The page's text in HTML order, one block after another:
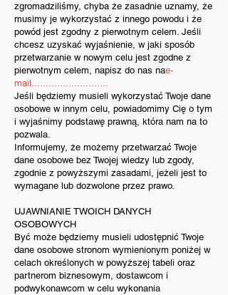
zgromadziliśmy, chyba że zasadnie uznamy, że
musimy je wykorzystać z innego powodu i że
powód jest zgodny z pierwotnym celem. Jeśli
chcesz uzyskać wyjaśnienie, w jaki sposób
przetwarzanie w nowym celu jest zgodne z
pierwotnym celem, napisz do nas nae-
mail...........................
Jeśli będziemy musieli wykorzystać Twoje dane
osobowe w innym celu, powiadomimy Cię o tym
i wyjaśnimy podstawę prawną, która nam na to
pozwala.
Informujemy, że możemy przetwarzać Twoje
dane osobowe bez Twojej wiedzy lub zgody,
zgodnie z powyższymi zasadami, jeżeli jest to
wymagane lub dozwolone przez prawo.
UJAWNIANIE TWOICH DANYCH
OSOBOWYCH
Być może będziemy musieli udostępnić Twoje
dane osobowe stronom wymienionym poniżej w
celach określonych w powyższej tabeli oraz
partnerom biznesowym, dostawcom i
podwykonawcom w celu wykonania